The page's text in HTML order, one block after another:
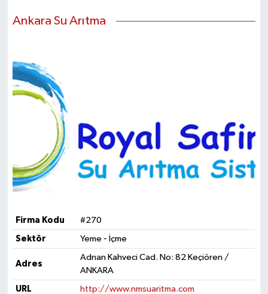
Ankara Su Arıtma
Firma Kodu #270
Sektör Yeme - İçme
Adres
Adnan Kahveci Cad. No: 82 Keçiören /
ANKARA
URL http://www.nmsuaritma.com